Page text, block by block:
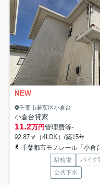
NEW
千葉市若葉区小倉台
小倉台貸家
11.2万円管理費等-
92.87㎡（4LDK）/築15年
千葉都市モノレール「小倉
駐輪場 バイク
公共下水